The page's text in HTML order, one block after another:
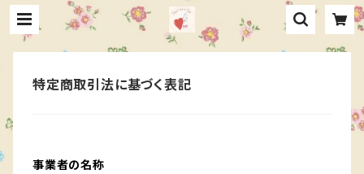
特定商取引法に基づく表記
事業者の名称